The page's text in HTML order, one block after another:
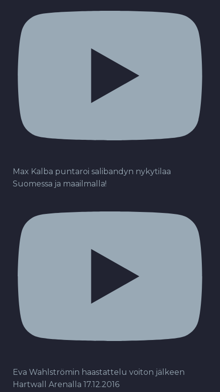
Max Kalba puntaroi salibandyn nykytilaa
Suomessa ja maailmalla!
Eva Wahlströmin haastattelu voiton jälkeen
Hartwall Arenalla 17.12.2016